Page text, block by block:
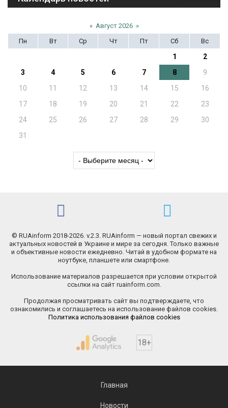
« Август 2026 »
Пн
Вт Ср Чт Пт Сб Вс
1
2
3
4 5 6 7 8
9
10
11 12 13 14 15
16
17
18 19 20 21 22
23
24
25 26 27 28 29
30
31
© RUAinform 2018-2026. v.2.3. RUAinform — новый портал свежих и
актуальных новостей в Украине и мире за сегодня. Только важные
и объективные новости ежедневно. Читай в удобном формате на
ноутбуке, планшете или смартфоне.
Использование материалов разрешается при условии открытой
ссылки на сайт ruainform.com.
Продолжая просматривать сайт вы подтверждаете, что
ознакомились и соглашаетесь на использование файлов cookies.
Политика использования файлов cookies
18+
Главная
Новости